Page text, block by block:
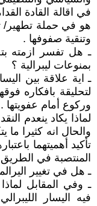
في اقالة القادة
هو في حملة تطهير/
وتنقية صفوفها .
ـ هل تفسر ازمته
بمنوعات ليبرالية ؟
ـ اية علاقة بين
لتحليقة بافكاره
وركوع أمام عفويتها .
لماذا يكاد ينعدم
والحال انه كثيرا
تأكيد أهميتهما
المنتصبة في الطريق
ـ هل في تغيير
ـ وفي المقابل
فيه اليسار